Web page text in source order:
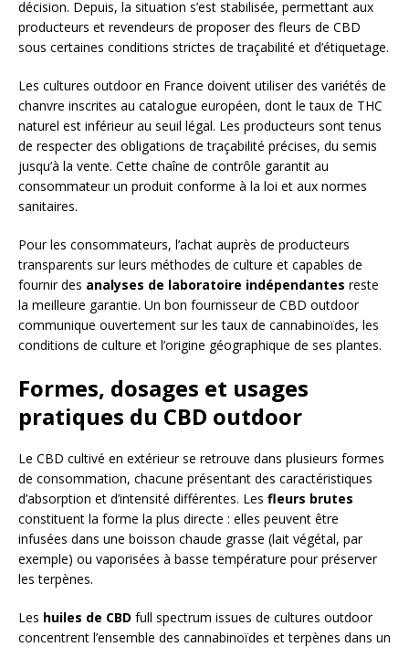
décision. Depuis, la situation s’est stabilisée, permettant aux
producteurs et revendeurs de proposer des fleurs de CBD
sous certaines conditions strictes de traçabilité et d’étiquetage.
Les cultures outdoor en France doivent utiliser des variétés de
chanvre inscrites au catalogue européen, dont le taux de THC
naturel est inférieur au seuil légal. Les producteurs sont tenus
de respecter des obligations de traçabilité précises, du semis
jusqu’à la vente. Cette chaîne de contrôle garantit au
consommateur un produit conforme à la loi et aux normes
sanitaires.
Pour les consommateurs, l’achat auprès de producteurs
transparents sur leurs méthodes de culture et capables de
fournir des analyses de laboratoire indépendantes reste
la meilleure garantie. Un bon fournisseur de CBD outdoor
communique ouvertement sur les taux de cannabinoïdes, les
conditions de culture et l’origine géographique de ses plantes.
Formes, dosages et usages
pratiques du CBD outdoor
Le CBD cultivé en extérieur se retrouve dans plusieurs formes
de consommation, chacune présentant des caractéristiques
d’absorption et d’intensité différentes. Les fleurs brutes
constituent la forme la plus directe : elles peuvent être
infusées dans une boisson chaude grasse (lait végétal, par
exemple) ou vaporisées à basse température pour préserver
les terpènes.
Les huiles de CBD full spectrum issues de cultures outdoor
concentrent l’ensemble des cannabinoïdes et terpènes dans un